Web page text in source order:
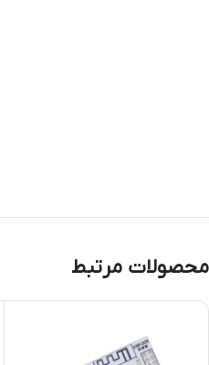
محصولات مرتبط